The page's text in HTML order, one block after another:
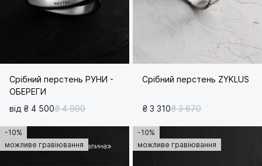
Срібний перстень РУНИ -
ОБЕРЕГИ
від ₴ 4 500₴ 4 990
Срібний перстень ZYKLUS
₴ 3 310₴ 3 670
-10%
можливе гравіювання
-10%
можливе гравіювання